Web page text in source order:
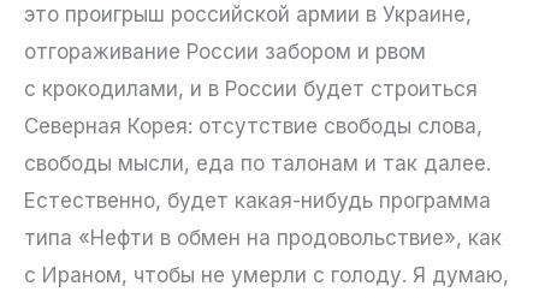
это проигрыш российской армии в Украине,
отгораживание России забором и рвом
с крокодилами, и в России будет строиться
Северная Корея: отсутствие свободы слова,
свободы мысли, еда по талонам и так далее.
Естественно, будет какая-нибудь программа
типа «Нефти в обмен на продовольствие», как
с Ираном, чтобы не умерли с голоду. Я думаю,